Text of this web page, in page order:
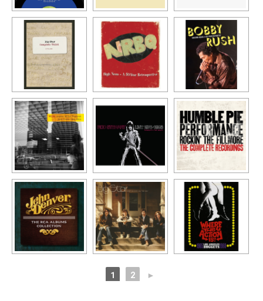
1 2 ►